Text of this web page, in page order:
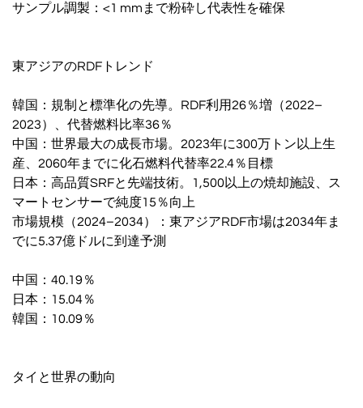
サンプル調製：<1 mmまで粉砕し代表性を確保
東アジアのRDFトレンド
韓国：規制と標準化の先導。RDF利用26％増（2022–
2023）、代替燃料比率36％
中国：世界最大の成長市場。2023年に300万トン以上生
産、2060年までに化石燃料代替率22.4％目標
日本：高品質SRFと先端技術。1,500以上の焼却施設、ス
マートセンサーで純度15％向上
市場規模（2024–2034）：東アジアRDF市場は2034年ま
でに5.37億ドルに到達予測
中国：40.19％
日本：15.04％
韓国：10.09％
タイと世界の動向